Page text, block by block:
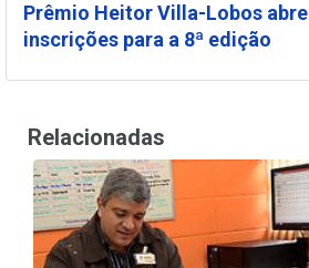
Prêmio Heitor Villa-Lobos abre
inscrições para a 8ª edição
Relacionadas